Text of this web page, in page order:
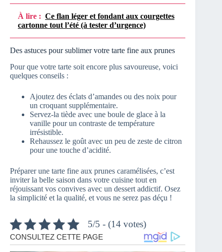
À lire : Ce flan léger et fondant aux courgettes
cartonne tout l’été (à tester d’urgence)
Des astuces pour sublimer votre tarte fine aux prunes
Pour que votre tarte soit encore plus savoureuse, voici
quelques conseils :
Ajoutez des éclats d’amandes ou des noix pour
un croquant supplémentaire.
Servez-la tiède avec une boule de glace à la
vanille pour un contraste de température
irrésistible.
Rehaussez le goût avec un peu de zeste de citron
pour une touche d’acidité.
Préparer une tarte fine aux prunes caramélisées, c’est
inviter la belle saison dans votre cuisine tout en
réjouissant vos convives avec un dessert addictif. Osez
la simplicité et la qualité, et vous ne serez pas déçu !
5/5 - (14 votes)